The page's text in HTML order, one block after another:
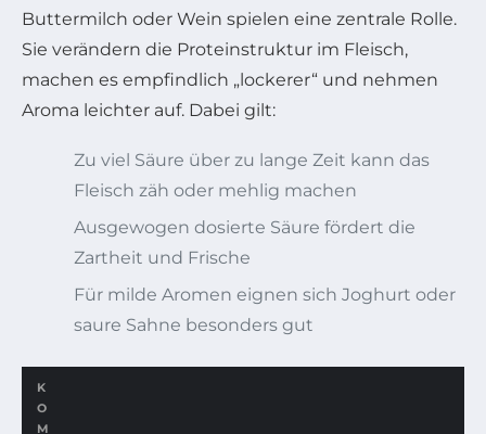
Buttermilch oder Wein spielen eine zentrale Rolle.
Sie verändern die Proteinstruktur im Fleisch,
machen es empfindlich „lockerer“ und nehmen
Aroma leichter auf. Dabei gilt:
Zu viel Säure über zu lange Zeit kann das
Fleisch zäh oder mehlig machen
Ausgewogen dosierte Säure fördert die
Zartheit und Frische
Für milde Aromen eignen sich Joghurt oder
saure Sahne besonders gut
K
O
M